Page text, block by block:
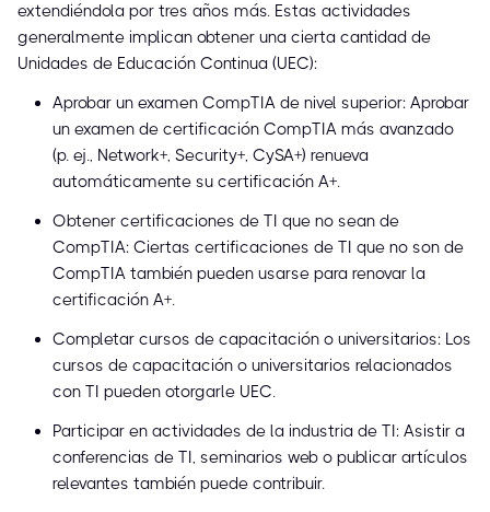
extendiéndola por tres años más. Estas actividades
generalmente implican obtener una cierta cantidad de
Unidades de Educación Continua (UEC):
Aprobar un examen CompTIA de nivel superior: Aprobar
un examen de certificación CompTIA más avanzado
(p. ej., Network+, Security+, CySA+) renueva
automáticamente su certificación A+.
Obtener certificaciones de TI que no sean de
CompTIA: Ciertas certificaciones de TI que no son de
CompTIA también pueden usarse para renovar la
certificación A+.
Completar cursos de capacitación o universitarios: Los
cursos de capacitación o universitarios relacionados
con TI pueden otorgarle UEC.
Participar en actividades de la industria de TI: Asistir a
conferencias de TI, seminarios web o publicar artículos
relevantes también puede contribuir.